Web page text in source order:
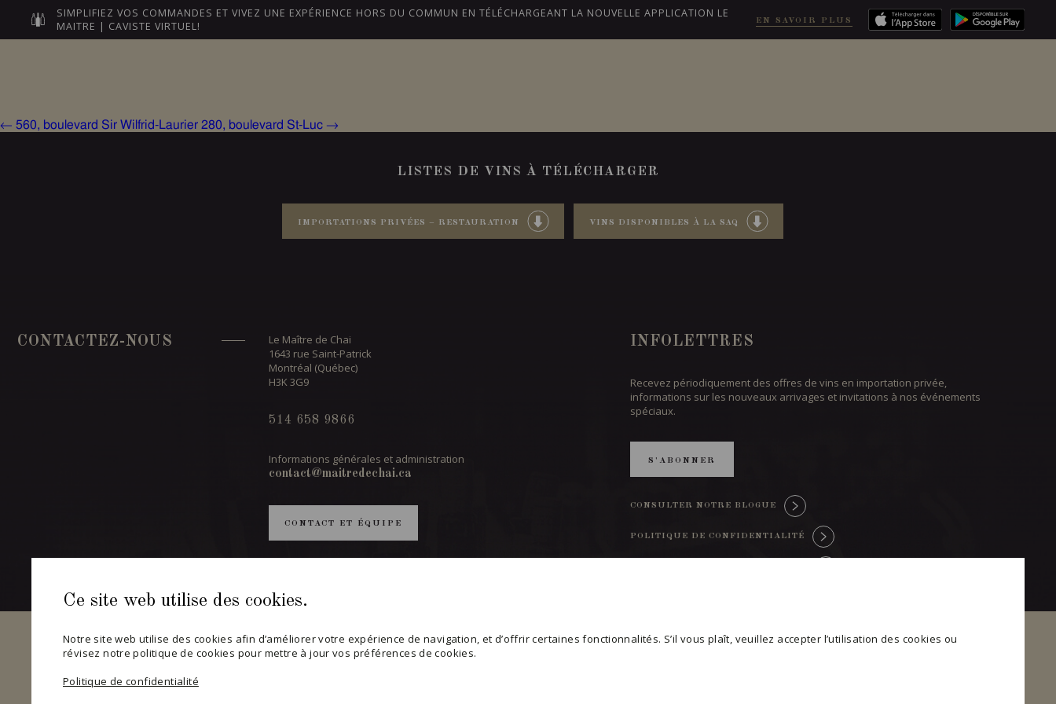
Ce site web utilise des cookies.
Notre site web utilise des cookies afin d’améliorer votre expérience de navigation, et d’offrir certaines fonctionnalités. S’il vous plaît, veuillez accepter l’utilisation des cookies ou
révisez notre politique de cookies pour mettre à jour vos préférences de cookies.
Politique de confidentialité
SIMPLIFIEZ VOS COMMANDES ET VIVEZ UNE EXPÉRIENCE HORS DU COMMUN EN TÉLÉCHARGEANT LA NOUVELLE APPLICATION LE
MAITRE | CAVISTE VIRTUEL!
EN SAVOIR PLUS
← 560, boulevard Sir Wilfrid-Laurier 280, boulevard St-Luc →
LISTES DE VINS À TÉLÉCHARGER
IMPORTATIONS PRIVÉES – RESTAURATION VINS DISPONIBLES À LA SAQ
CONTACTEZ-NOUS
Le Maître de Chai
1643 rue Saint-Patrick
Montréal (Québec)
H3K 3G9
514 658 9866
Informations générales et administration
contact@maitredechai.ca
CONTACT ET ÉQUIPE
INFOLETTRES
Recevez périodiquement des offres de vins en importation privée,
informations sur les nouveaux arrivages et invitations à nos événements
spéciaux.
S'ABONNER
CONSULTER NOTRE BLOGUE
POLITIQUE DE CONFIDENTIALITÉ